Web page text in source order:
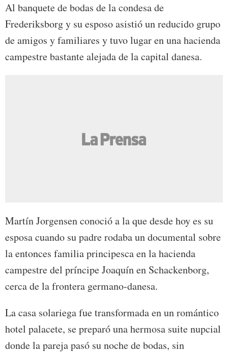
Al banquete de bodas de la condesa de
Frederiksborg y su esposo asistió un reducido grupo
de amigos y familiares y tuvo lugar en una hacienda
campestre bastante alejada de la capital danesa.
Martín Jorgensen conoció a la que desde hoy es su
esposa cuando su padre rodaba un documental sobre
la entonces familia principesca en la hacienda
campestre del príncipe Joaquín en Schackenborg,
cerca de la frontera germano-danesa.
La casa solariega fue transformada en un romántico
hotel palacete, se preparó una hermosa suite nupcial
donde la pareja pasó su noche de bodas, sin